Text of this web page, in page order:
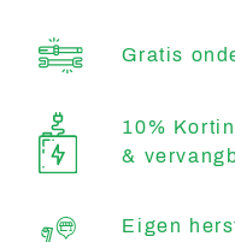
Gratis
10%
&
Eigen